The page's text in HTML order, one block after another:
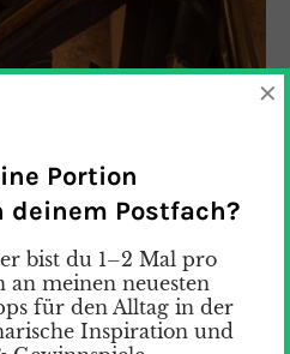
Portion
deinem Postfach?
bist du 1–2 Mal pro
an meinen neuesten
für den Alltag in der
Inspiration und
×